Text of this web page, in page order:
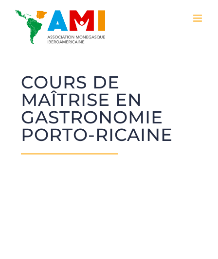
COURS DE
MAÎTRISE EN
GASTRONOMIE
PORTO-RICAINE